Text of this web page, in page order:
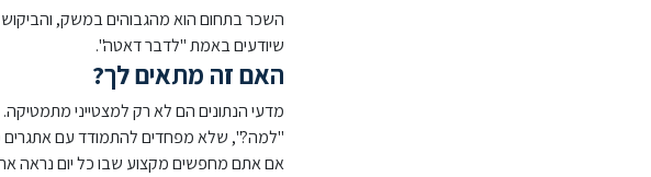
השכר בתחום הוא מהגבוהים במשק, והביקוש
שיודעים באמת "לדבר דאטה".
האם זה מתאים לך?
מדעי הנתונים הם לא רק למצטייני
"למה?", שלא מפחדים להתמודד עם אתגרים
אם אתם מחפשים מקצוע שבו כל יום נראה